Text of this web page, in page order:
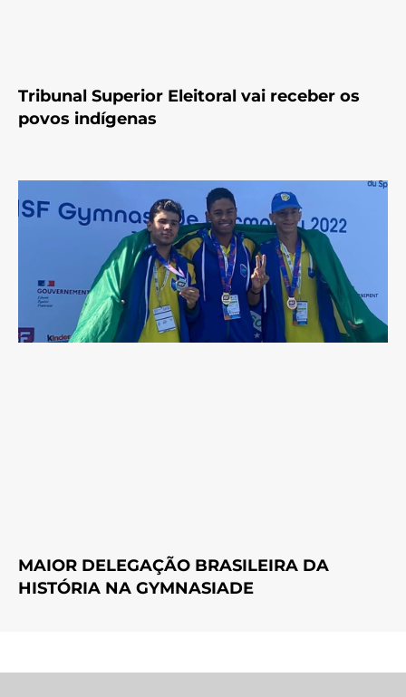
Tribunal Superior Eleitoral vai receber os
povos indígenas
MAIOR DELEGAÇÃO BRASILEIRA DA
HISTÓRIA NA GYMNASIADE